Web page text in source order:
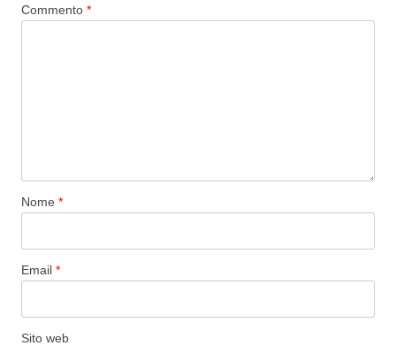
Commento *
Nome *
Email *
Sito web